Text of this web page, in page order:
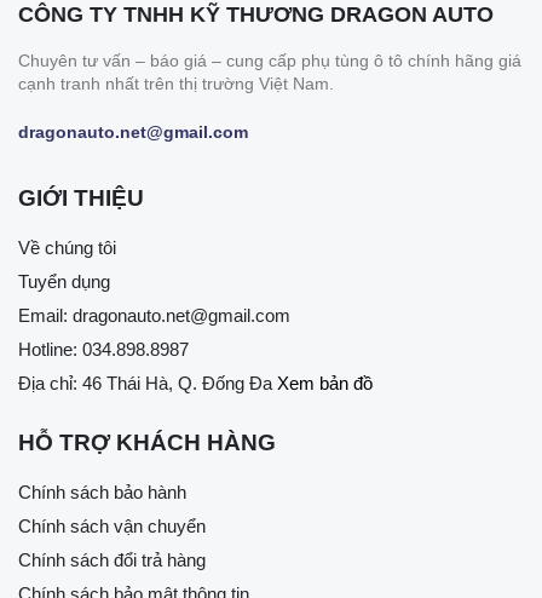
CÔNG TY TNHH KỸ THƯƠNG DRAGON AUTO
Chuyên tư vấn – báo giá – cung cấp phụ tùng ô tô chính hãng giá
cạnh tranh nhất trên thị trường Việt Nam.
dragonauto.net@gmail.com
GIỚI THIỆU
Về chúng tôi
Tuyển dụng
Email: dragonauto.net@gmail.com
Hotline: 034.898.8987
Địa chỉ: 46 Thái Hà, Q. Đống Đa Xem bản đồ
HỖ TRỢ KHÁCH HÀNG
Chính sách bảo hành
Chính sách vận chuyển
Chính sách đổi trả hàng
Chính sách bảo mật thông tin